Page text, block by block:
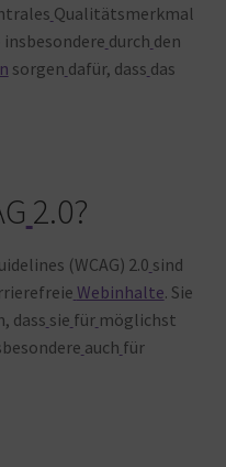
Qualitätsmerkmal
durch den
sorgen dafür, dass das
2.0?
(WCAG) 2.0 sind
Webinhalte. Sie
dass sie für möglichst
auch für